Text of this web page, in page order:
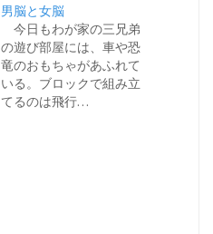
男脳と女脳
今日もわが家の三兄弟
の遊び部屋には、車や恐
竜のおもちゃがあふれて
いる。ブロックで組み立
てるのは飛行…